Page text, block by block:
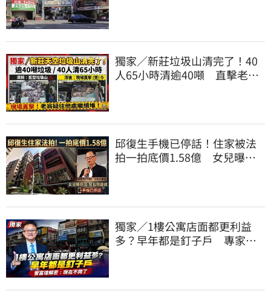
獨家／新莊垃圾山清完了！40
人65小時清逾40噸 直擊老翁
邱復生手機已停話！住家被法
拍一拍底價1.58億 女兒曝原
獨家／1樓公寓店面都更利益
多？早年都是釘子戶 專家解